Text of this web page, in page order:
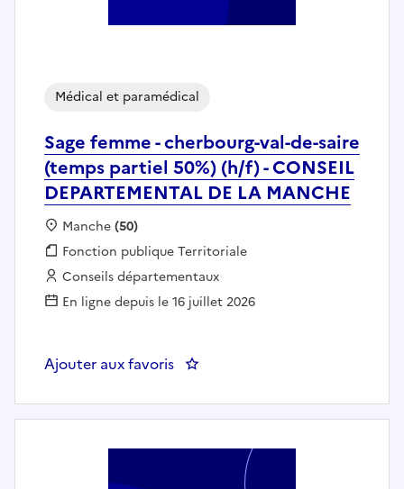
Sage femme - cherbourg-val-de-saire
(temps partiel 50%) (h/f) - CONSEIL
DEPARTEMENTAL DE LA MANCHE
Médical et paramédical
Localisation :
Manche(50)
Fonction publique :
Fonction publique Territoriale
Employeur :
Conseils départementaux
En ligne depuis le 16 juillet 2026
Ajouter aux favoris